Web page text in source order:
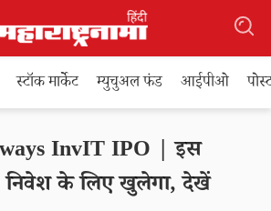
स्टॉक मार्केट म्युचुअल फंड आईपीओ
InvIT IPO | इस
निवेश के लिए खुलेगा, देखें